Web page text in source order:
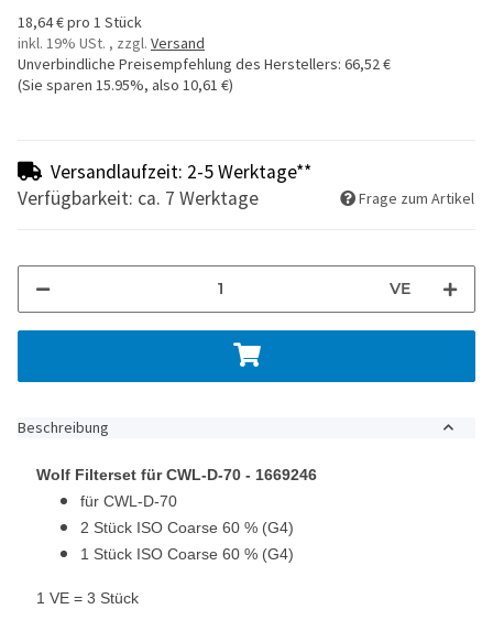
18,64 € pro 1 Stück
inkl. 19% USt. , zzgl. Versand
Unverbindliche Preisempfehlung des Herstellers: 66,52 €
(Sie sparen 15.95%, also 10,61 €)
Versandlaufzeit: 2-5 Werktage**
Verfügbarkeit: ca. 7 Werktage
Frage zum Artikel
VE
Beschreibung
Wolf Filterset für CWL-D-70 - 1669246
für CWL-D-70
2 Stück ISO Coarse 60 % (G4)
1 Stück ISO Coarse 60 % (G4)
1 VE = 3 Stück